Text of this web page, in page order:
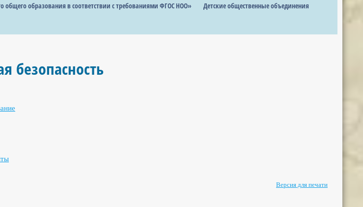
образования в соответствии с требованиями ФГОС НОО» Детские общественные объединения
безопасность
Версия для печати